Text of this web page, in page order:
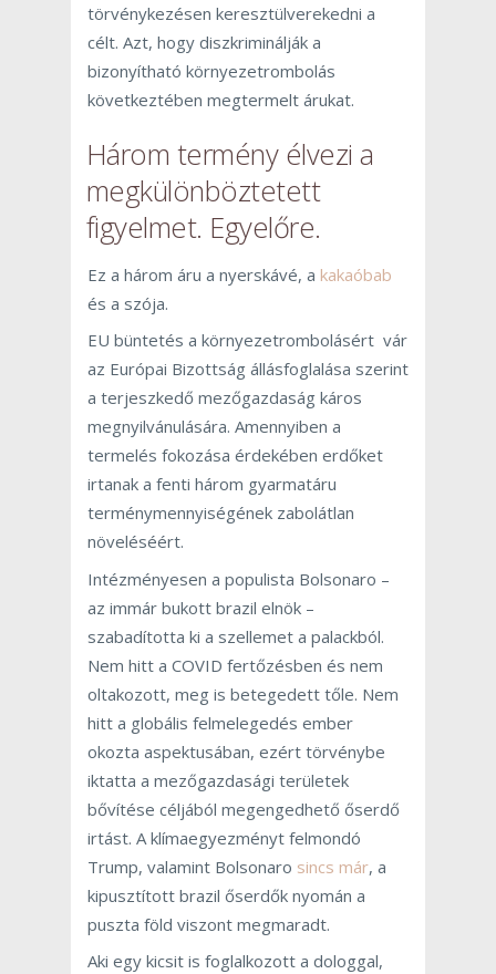
törvénykezésen keresztülverekedni a
célt. Azt, hogy diszkriminálják a
bizonyítható környezetrombolás
következtében megtermelt árukat.
Három termény élvezi a
megkülönböztetett
figyelmet. Egyelőre.
Ez a három áru a nyerskávé, a kakaóbab
és a szója.
EU büntetés a környezetrombolásért vár
az Európai Bizottság állásfoglalása szerint
a terjeszkedő mezőgazdaság káros
megnyilvánulására. Amennyiben a
termelés fokozása érdekében erdőket
irtanak a fenti három gyarmatáru
terménymennyiségének zabolátlan
növeléséért.
Intézményesen a populista Bolsonaro –
az immár bukott brazil elnök –
szabadította ki a szellemet a palackból.
Nem hitt a COVID fertőzésben és nem
oltakozott, meg is betegedett tőle. Nem
hitt a globális felmelegedés ember
okozta aspektusában, ezért törvénybe
iktatta a mezőgazdasági területek
bővítése céljából megengedhető őserdő
irtást. A klímaegyezményt felmondó
Trump, valamint Bolsonaro sincs már, a
kipusztított brazil őserdők nyomán a
puszta föld viszont megmaradt.
Aki egy kicsit is foglalkozott a dologgal,